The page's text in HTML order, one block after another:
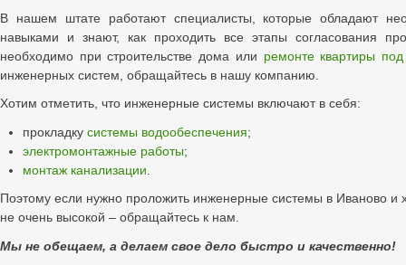
В нашем штате работают специалисты, которые обладают
навыками и знают, как проходить все этапы согласования
необходимо при строительстве дома или ремонте квартиры
инженерных систем, обращайтесь в нашу компанию.
Хотим отметить, что инженерные системы включают в себя:
прокладку системы водообеспечения;
электромонтажные работы;
монтаж канализации
Поэтому если нужно проложить инженерные системы в Иваново и
не очень высокой – обращайтесь к нам.
Мы не обещаем, а делаем свое дело быстро и качественно!